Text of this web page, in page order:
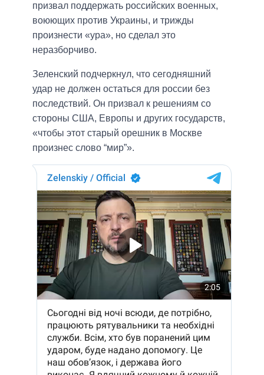
призвал поддержать российских военных,
воюющих против Украины, и трижды
произнести «ура», но сделал это
неразборчиво.
Зеленский подчеркнул, что сегодняшний
удар не должен остаться для россии без
последствий. Он призвал к решениям со
стороны США, Европы и других государств,
«чтобы этот старый орешник в Москве
произнес слово “мир”».